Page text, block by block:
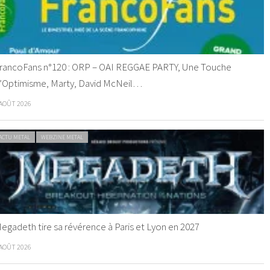
n°120 : ORP – OAI REGGAE PARTY, Une Touche
Marty, David McNeil…
2026
METAL WEBZINE METAL
tire sa révérence à Paris et Lyon en 2027
2026